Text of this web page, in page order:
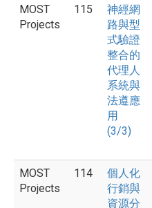
MOST
Projects
115
神經網
路與型
式驗證
整合的
代理人
系統與
法遵應
用
(3/3)
MOST
Projects
114
個人化
行銷與
資源分